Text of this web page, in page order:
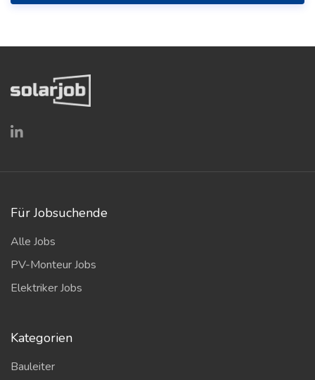
Für Jobsuchende
Alle Jobs
PV-Monteur Jobs
Elektriker Jobs
Kategorien
Bauleiter